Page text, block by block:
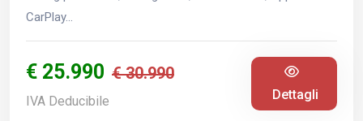
CarPlay...
€ 25.990 € 30.990
IVA Deducibile Dettagli